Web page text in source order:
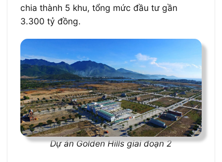
chia thành 5 khu, tổng mức đầu tư gần
3.300 tỷ đồng.
Dự án Golden Hills giai đoạn 2